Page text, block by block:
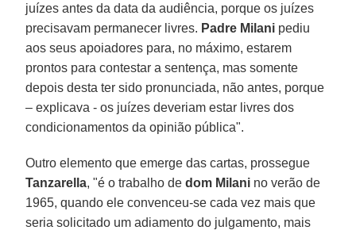
juízes antes da data da audiência, porque os juízes
precisavam permanecer livres. Padre Milani pediu
aos seus apoiadores para, no máximo, estarem
prontos para contestar a sentença, mas somente
depois desta ter sido pronunciada, não antes, porque
– explicava - os juízes deveriam estar livres dos
condicionamentos da opinião pública".
Outro elemento que emerge das cartas, prossegue
Tanzarella, "é o trabalho dedom Milani no verão de
1965, quando ele convenceu-se cada vez mais que
seria solicitado um adiamento do julgamento, mais